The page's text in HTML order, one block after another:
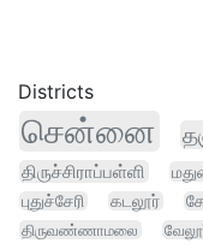
Districts
சென்னை
திருச்சிராப்பள்ளி
புதுச்சேரி
கடலூர்
திருவண்ணாமலை